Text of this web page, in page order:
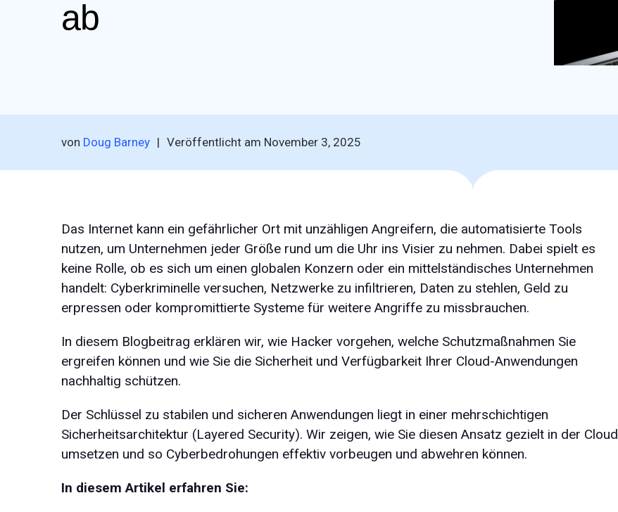
ab
von Doug Barney | Veröffentlicht am November 3, 2025
Das Internet kann ein gefährlicher Ort mit unzähligen Angreifern, die automatisierte Tools
nutzen, um Unternehmen jeder Größe rund um die Uhr ins Visier zu nehmen. Dabei spielt es
keine Rolle, ob es sich um einen globalen Konzern oder ein mittelständisches Unternehmen
handelt: Cyberkriminelle versuchen, Netzwerke zu infiltrieren, Daten zu stehlen, Geld zu
erpressen oder kompromittierte Systeme für weitere Angriffe zu missbrauchen.
In diesem Blogbeitrag erklären wir, wie Hacker vorgehen, welche Schutzmaßnahmen Sie
ergreifen können und wie Sie die Sicherheit und Verfügbarkeit Ihrer Cloud-Anwendungen
nachhaltig schützen.
Der Schlüssel zu stabilen und sicheren Anwendungen liegt in einer mehrschichtigen
Sicherheitsarchitektur (Layered Security). Wir zeigen, wie Sie diesen Ansatz gezielt in der Cloud
umsetzen und so Cyberbedrohungen effektiv vorbeugen und abwehren können.
In diesem Artikel erfahren Sie: